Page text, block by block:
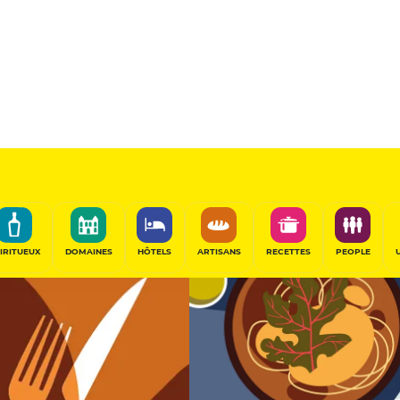
DOMAINES HÔTELS ARTISANS RECETTES PEOPLE